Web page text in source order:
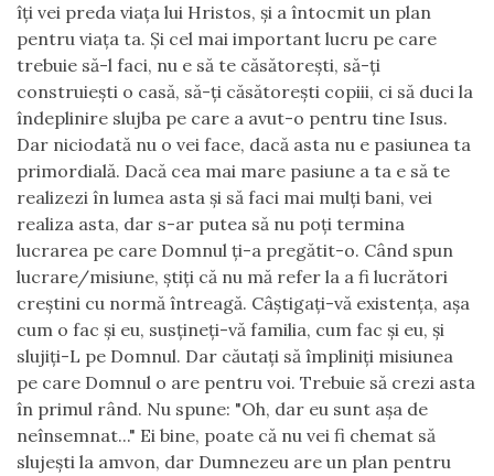
îţi vei preda viaţa lui Hristos, şi a întocmit un plan
pentru viaţa ta. Şi cel mai important lucru pe care
trebuie să-l faci, nu e să te căsătoreşti, să-ţi
construieşti o casă, să-ţi căsătoreşti copiii, ci să duci la
îndeplinire slujba pe care a avut-o pentru tine Isus.
Dar niciodată nu o vei face, dacă asta nu e pasiunea ta
primordială. Dacă cea mai mare pasiune a ta e să te
realizezi în lumea asta şi să faci mai mulţi bani, vei
realiza asta, dar s-ar putea să nu poţi termina
lucrarea pe care Domnul ţi-a pregătit-o. Când spun
lucrare/misiune, ştiţi că nu mă refer la a fi lucrători
creştini cu normă întreagă. Câştigaţi-vă existenţa, aşa
cum o fac şi eu, susţineţi-vă familia, cum fac şi eu, şi
slujiţi-L pe Domnul. Dar căutaţi să împliniţi misiunea
pe care Domnul o are pentru voi. Trebuie să crezi asta
în primul rând. Nu spune: "Oh, dar eu sunt aşa de
neînsemnat..." Ei bine, poate că nu vei fi chemat să
slujeşti la amvon, dar Dumnezeu are un plan pentru